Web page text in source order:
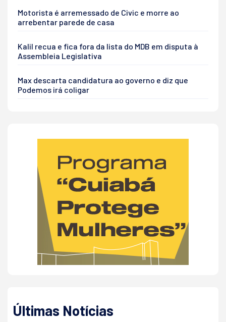
Motorista é arremessado de Civic e morre ao
arrebentar parede de casa
Kalil recua e fica fora da lista do MDB em disputa à
Assembleia Legislativa
Max descarta candidatura ao governo e diz que
Podemos irá coligar
Últimas Notícias